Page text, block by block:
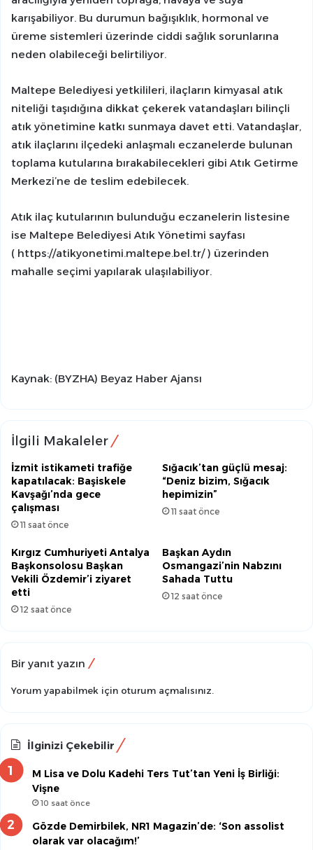
karışabiliyor. Bu durumun bağışıklık, hormonal ve
üreme sistemleri üzerinde ciddi sağlık sorunlarına
neden olabileceği belirtiliyor.
Maltepe Belediyesi yetkilileri, ilaçların kimyasal atık
niteliği taşıdığına dikkat çekerek vatandaşları bilinçli
atık yönetimine katkı sunmaya davet etti. Vatandaşlar,
atık ilaçlarını ilçedeki anlaşmalı eczanelerde bulunan
toplama kutularına bırakabilecekleri gibi Atık Getirme
Merkezi’ne de teslim edebilecek.
Atık ilaç kutularının bulunduğu eczanelerin listesine
ise Maltepe Belediyesi Atık Yönetimi sayfası
( https://atikyonetimi.maltepe.bel.tr/ ) üzerinden
mahalle seçimi yapılarak ulaşılabiliyor.
Kaynak: (BYZHA) Beyaz Haber Ajansı
İlgili Makaleler
İzmit istikameti trafiğe
kapatılacak: Başiskele
Kavşağı’nda gece
çalışması
11 saat önce
Sığacık’tan güçlü mesaj:
“Deniz bizim, Sığacık
hepimizin”
11 saat önce
Kırgız Cumhuriyeti Antalya
Başkonsolosu Başkan
Vekili Özdemir’i ziyaret
etti
12 saat önce
Başkan Aydın
Osmangazi’nin Nabzını
Sahada Tuttu
12 saat önce
Bir yanıt yazın
Yorum yapabilmek için oturum açmalısınız.
İlginizi Çekebilir
M Lisa ve Dolu Kadehi Ters Tut’tan Yeni İş Birliği:
Vişne
10 saat önce
Gözde Demirbilek, NR1 Magazin’de: ‘Son assolist
olarak var olacağım!’